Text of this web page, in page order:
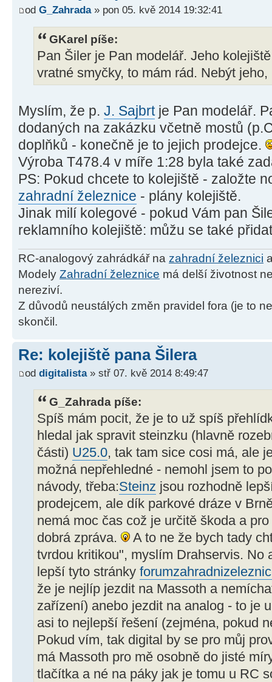
od G_Zahrada» pon 05. kvě 2014 19:32:41
GKarel píše:
Pan Šiler je Pan modelář. Jeho
vratné smyčky, to mám rád. Nebýt
Myslím, že p. J. Sajbrtje Pan modelář.
dodaných na zakázku včetně mostů
doplňků - konečně je to jejich prodejce.
Výroba T478.4 v míře 1:28 byla také
PS: Pokud chcete to kolejiště - založte
zahradní železnice - plány kolejiště.
Jinak milí kolegové - pokud Vám pan
reklamního kolejiště: můžu se také
RC-analogový zahrádkář na zahradní železnici
Modely Zahradní železnice má delší životnost
nereziví.
Z důvodů neustálých změn pravidel fora (je to
skončil.
Re: kolejiště pana Šilera
od digitalista» stř 07. kvě 2014 8:49:47
G_Zahrada píše:
Spíš mám pocit, že je to už spíš
hledal jak spravit steinzku (hlavně
části) U25.0, tak tam sice cosi má, ale
možná nepřehledné - nemohl jsem to
návody, třeba:Steinz jsou rozhodně
prodejcem, ale dík parkové dráze v
nemá moc čas což je určitě škoda a
dobrá zpráva.
A to ne že bych tady
tvrdou kritikou", myslím Drahservis. No
lepší tyto stránky
že je nejlíp jezdit na Massoth a
zařízení) anebo jezdit na analog - to je
asi to nejlepší řešení (zejména, pokud
Pokud vím, tak digital by se pro můj
má Massoth pro mě osobně do jisté
tlačítka a né na páky jak je tomu u RC